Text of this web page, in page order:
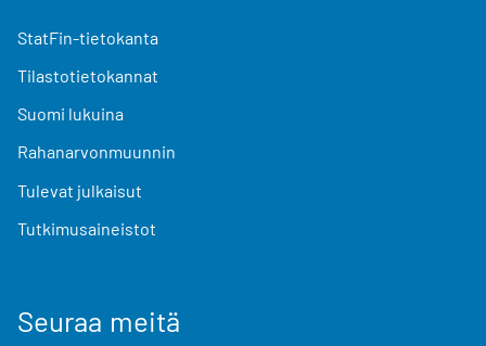
StatFin-tietokanta
Tilastotietokannat
Suomi lukuina
Rahanarvonmuunnin
Tulevat julkaisut
Tutkimusaineistot
Seuraa meitä